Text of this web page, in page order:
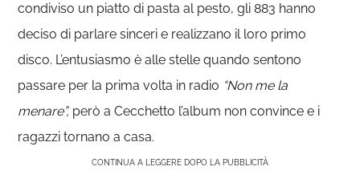
condiviso un piatto di pasta al pesto, gli 883 hanno
deciso di parlare sinceri e realizzano il loro primo
disco. L’entusiasmo è alle stelle quando sentono
passare per la prima volta in radio “Non me la
menare”, però a Cecchetto l’album non convince e i
ragazzi tornano a casa.
CONTINUA A LEGGERE DOPO LA PUBBLICITÀ